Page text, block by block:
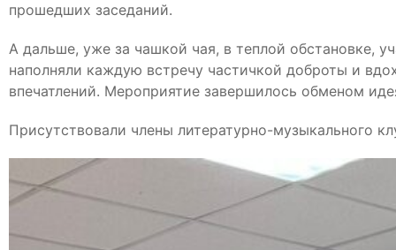
прошедших заседаний.
А дальше, уже за чашкой чая, в теплой обстановке,
наполняли каждую встречу частичкой доброты и
впечатлений. Мероприятие завершилось обменом
Присутствовали члены литературно-музыкального